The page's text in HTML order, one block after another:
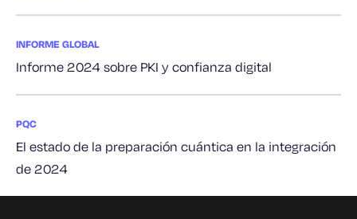
INFORME GLOBAL
Informe 2024 sobre PKI y confianza digital
PQC
El estado de la preparación cuántica en la integración
de 2024